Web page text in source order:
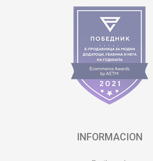
INFORMACION